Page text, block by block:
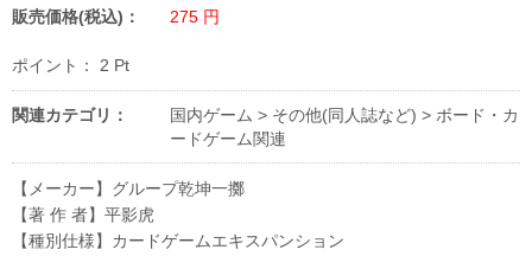
販売価格(税込)： 275 円
ポイント： 2 Pt
関連カテゴリ： 国内ゲーム > その他(同人誌など) > ボード・カ
ードゲーム関連
【メーカー】グループ乾坤一擲
【著 作 者】平影虎
【種別仕様】カードゲームエキスパンション